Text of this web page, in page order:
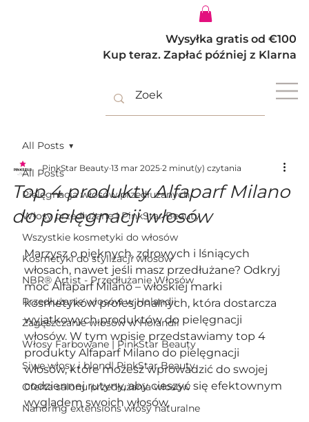
Wysyłka gratis od €100
Kup teraz. Zapłać później z Klarna
All Posts
Pielęgnacja włosów przedłużanych
Włosy przedłużane | PinkStar Beauty
Wszystkie kosmetyki do włosów
Kosmetyki do stylizacji włosów
NBR® Artist - Przedłużanie Włosów
Przedłużanie włosów w Holandii
Zagęszczanie włosów w Holandii
Włosy Farbowane | PinkStar Beauty
Siwe włosy i blond| PinkStar Beauty
Oferta salonu przedłużania włosów
Nanoring extensions włosy naturalne
All Posts
Top 4 produkty Alfaparf Milano
do pielęgnacji włosów
PinkStar Beauty 13 mar 2025 2 minut(y) czytania
Marzysz o pięknych, zdrowych i lśniących
włosach, nawet jeśli masz przedłużane? Odkryj
moc Alfaparf Milano – włoskiej marki
kosmetyków profesjonalnych, która dostarcza
wyjątkowych produktów do pielęgnacji
włosów. W tym wpisie przedstawiamy top 4
produkty Alfaparf Milano do pielęgnacji
włosów, które możesz wprowadzić do swojej
codziennej rutyny, aby cieszyć się efektownym
wyglądem swoich włosów.